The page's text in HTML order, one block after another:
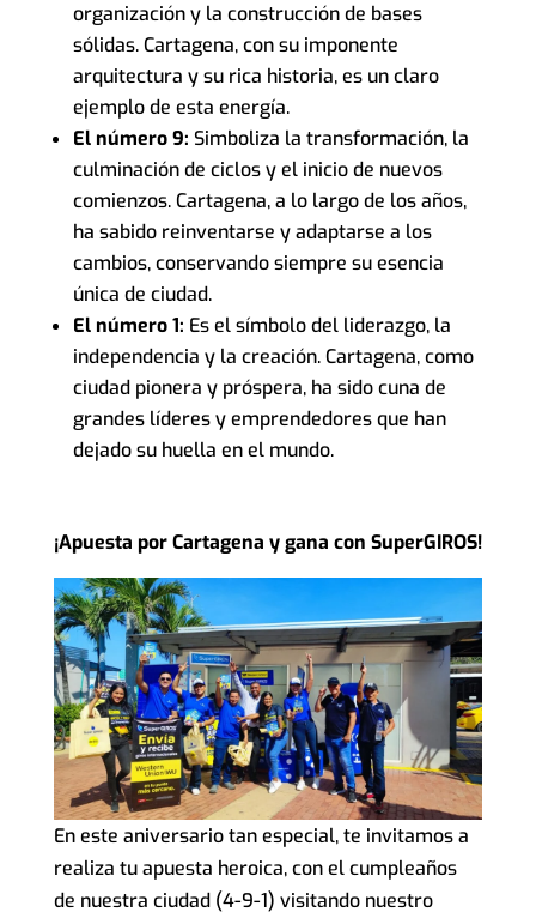
organización y la construcción de bases
sólidas. Cartagena, con su imponente
arquitectura y su rica historia, es un claro
ejemplo de esta energía.
El número 9: Simboliza la transformación, la
culminación de ciclos y el inicio de nuevos
comienzos. Cartagena, a lo largo de los años,
ha sabido reinventarse y adaptarse a los
cambios, conservando siempre su esencia
única de ciudad.
El número 1: Es el símbolo del liderazgo, la
independencia y la creación. Cartagena, como
ciudad pionera y próspera, ha sido cuna de
grandes líderes y emprendedores que han
dejado su huella en el mundo.
¡Apuesta por Cartagena y gana con SuperGIROS!
En este aniversario tan especial, te invitamos a
realiza tu apuesta heroica, con el cumpleaños
de nuestra ciudad (4-9-1) visitando nuestro